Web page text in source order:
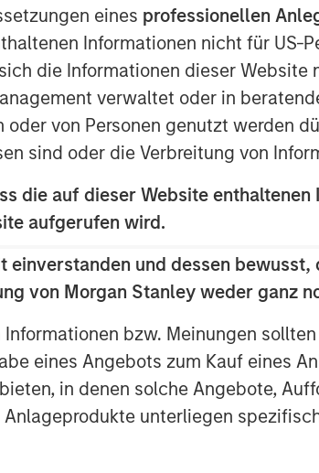
eines professionellen
Informationen nicht für
die Informationen dieser
verwaltet oder in
oder von Personen genutzt werden
sind oder die Verbreitung von
die auf dieser Website
aufgerufen wird.
einverstanden und dessen
von Morgan Stanley weder ganz
bzw. Meinungen
eines Angebots zum Kauf eines
in denen solche Angebote,
unterliegen
Louis-based manufacturer and marketer
food, treats, and a wide assortment of
for companion pets and hobby
Manna Pro has a long history of
has developed into an industry leader
for dogs, cats, backyard chickens
product development and
to have partnered with the extraordinary
a period of tremendous growth as they
Capital Partners. “During MSCP’s
history with strong organic growth and
pet acquisitions, including
Dailies, that expanded Manna Pro’s
to reshape the supply chain and